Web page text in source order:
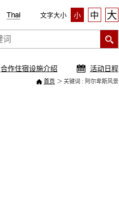
文字大小 小 中 大
合作住宿设施介绍 活动日程
首页 关键词 : 阿尔卑斯风景